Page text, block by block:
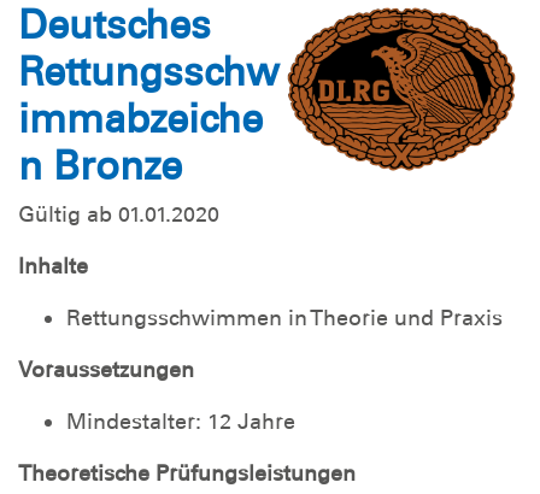
Deutsches
Rettungsschw
immabzeiche
n Bronze
Gültig ab 01.01.2020
Inhalte
Rettungsschwimmen in Theorie und Praxis
Voraussetzungen
Mindestalter: 12 Jahre
Theoretische Prüfungsleistungen